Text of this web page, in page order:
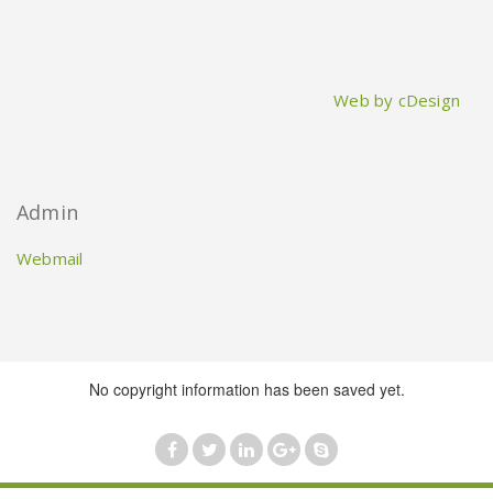
Web by cDesign
Admin
Webmail
No copyright information has been saved yet.